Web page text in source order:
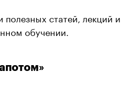
полезных статей, лекций и
обучении.